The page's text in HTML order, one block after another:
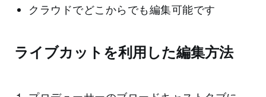
クラウドでどこからでも編集可能です
ライブカットを利用した編集方法